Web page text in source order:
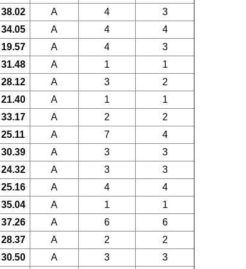
38.02 A 4
3
34.05 A 4
4
19.57 A 4
3
31.48 A 1
1
28.12 A 3
2
21.40 A 1
1
33.17 A 2
2
25.11 A 7
4
30.39 A 3
3
24.32 A 3
3
25.16 A 4
4
35.04 A 1
1
37.26 A 6
6
28.37 A 2
2
30.50 A 3
3